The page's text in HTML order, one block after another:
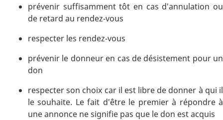
prévenir suffisamment tôt en cas d'annulation ou
de retard au rendez-vous
respecter les rendez-vous
prévenir le donneur en cas de désistement pour un
don
respecter son choix car il est libre de donner à qui il
le souhaite. Le fait d'être le premier à répondre à
une annonce ne signifie pas que le don est acquis